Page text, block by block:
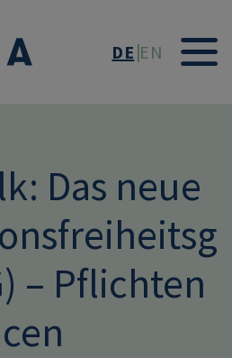
DE EN
Das neue
– Pflichten